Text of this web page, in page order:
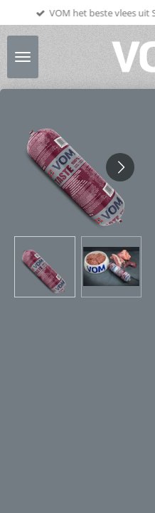
de
hoofdinhoud
VOM het beste vlees uit